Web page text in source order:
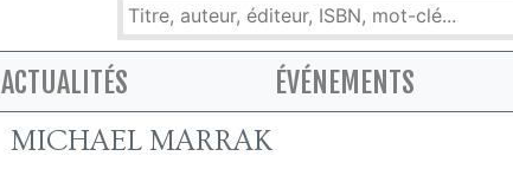
ACTUALITÉS ÉVÉNEMENTS
MICHAEL MARRAK